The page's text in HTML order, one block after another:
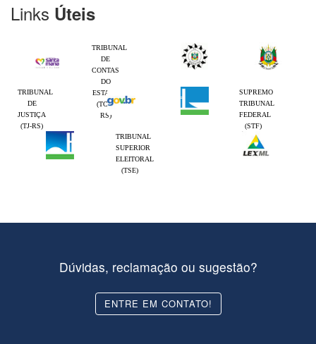
Links Úteis
TRIBUNAL
DE
CONTAS
DO
ESTADO
(TCE-
RS)
TRIBUNAL
DE
JUSTIÇA
(TJ-RS)
SUPREMO
TRIBUNAL
FEDERAL
(STF)
TRIBUNAL
SUPERIOR
ELEITORAL
(TSE)
Dúvidas, reclamação ou sugestão?
ENTRE EM CONTATO!